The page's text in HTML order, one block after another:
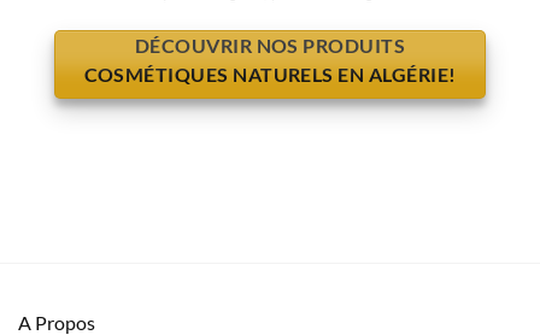
DÉCOUVRIR NOS PRODUITS
COSMÉTIQUES NATURELS EN ALGÉRIE!
A Propos